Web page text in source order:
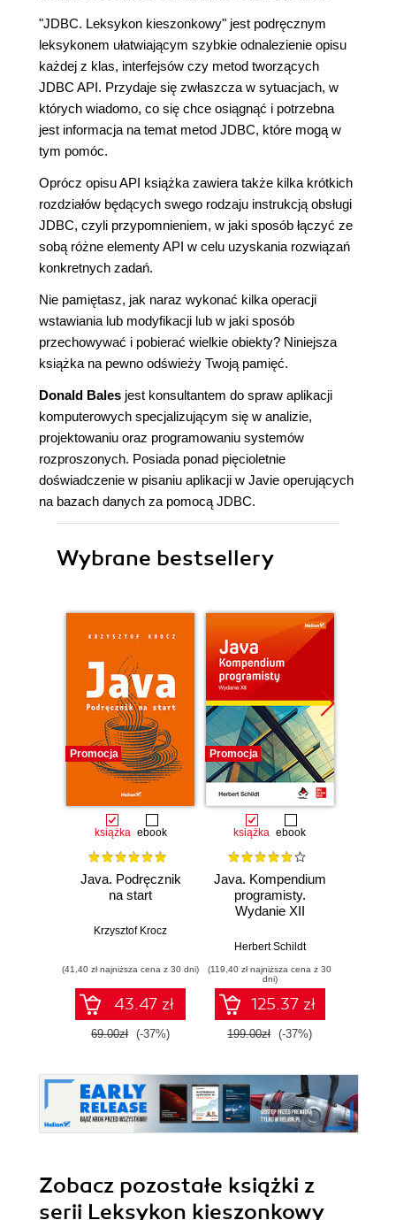
"JDBC. Leksykon kieszonkowy" jest podręcznym
leksykonem ułatwiającym szybkie odnalezienie opisu
każdej z klas, interfejsów czy metod tworzących
JDBC API. Przydaje się zwłaszcza w sytuacjach, w
których wiadomo, co się chce osiągnąć i potrzebna
jest informacja na temat metod JDBC, które mogą w
tym pomóc.
Oprócz opisu API książka zawiera także kilka krótkich
rozdziałów będących swego rodzaju instrukcją obsługi
JDBC, czyli przypomnieniem, w jaki sposób łączyć ze
sobą różne elementy API w celu uzyskania rozwiązań
konkretnych zadań.
Nie pamiętasz, jak naraz wykonać kilka operacji
wstawiania lub modyfikacji lub w jaki sposób
przechowywać i pobierać wielkie obiekty? Niniejsza
książka na pewno odświeży Twoją pamięć.
Donald Bales jest konsultantem do spraw aplikacji
komputerowych specjalizującym się w analizie,
projektowaniu oraz programowaniu systemów
rozproszonych. Posiada ponad pięcioletnie
doświadczenie w pisaniu aplikacji w Javie operujących
na bazach danych za pomocą JDBC.
Wybrane bestsellery
Promocja
książka ebook
Java. Podręcznik
na start
Krzysztof Krocz
(41,40 zł najniższa cena z 30 dni)
43.47 zł
69.00zł (-37%)
Promocja
książka ebook
Java. Kompendium
programisty.
Wydanie XII
Herbert Schildt
(119,40 zł najniższa cena z 30
dni)
125.37 zł
199.00zł (-37%)
Zobacz pozostałe książki z
serii Leksykon kieszonkowy